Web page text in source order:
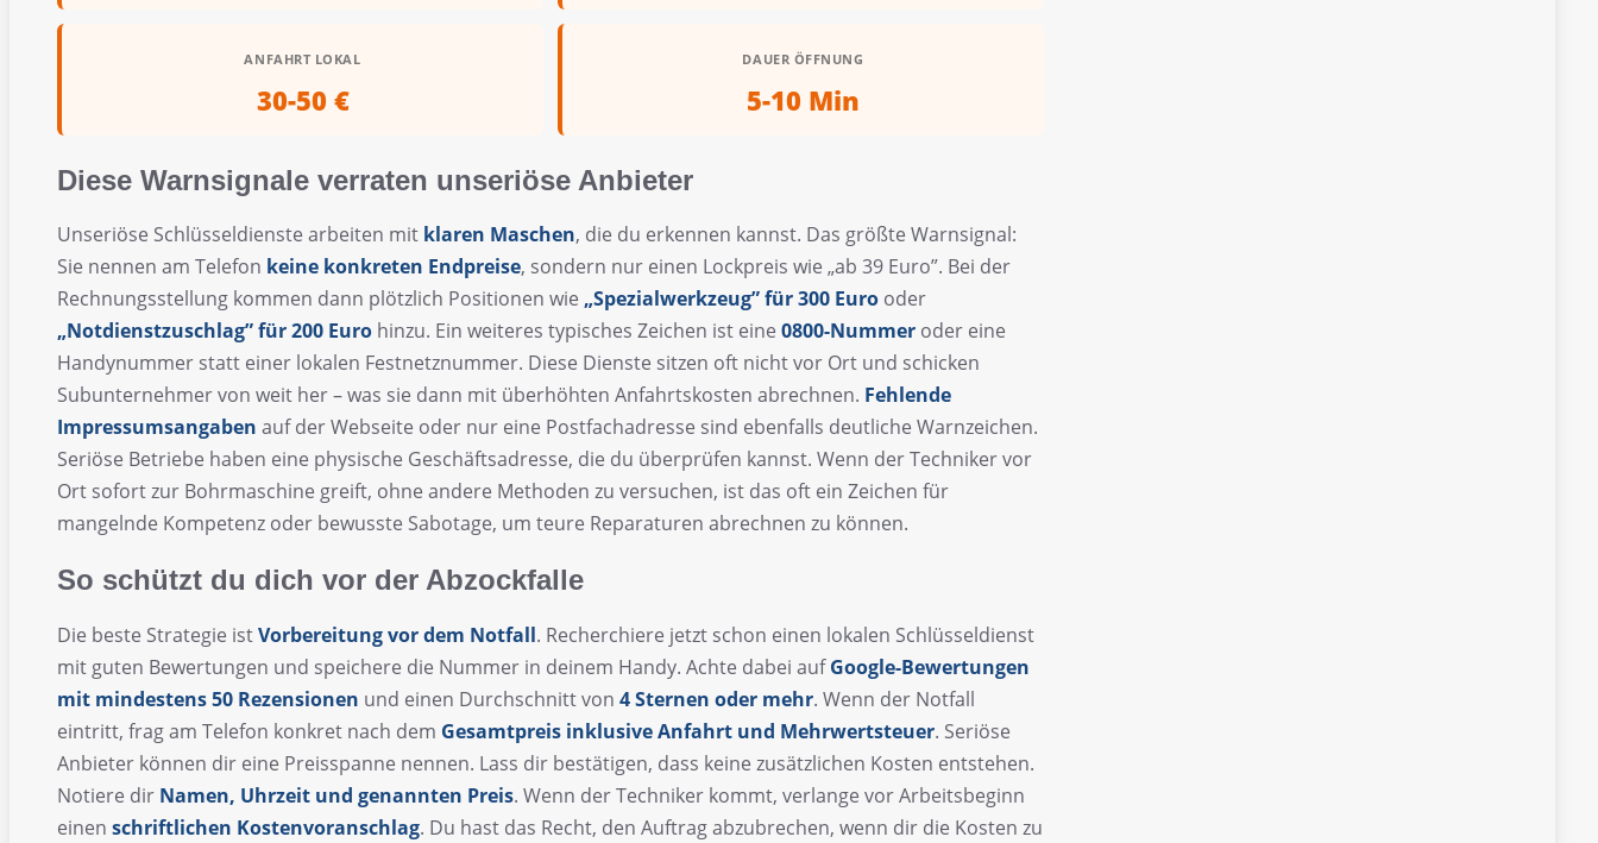
ANFAHRT LOKAL
30-50 €
DAUER ÖFFNUNG
5-10 Min
Diese Warnsignale verraten unseriöse Anbieter
Unseriöse Schlüsseldienste arbeiten mit klaren Maschen, die du erkennen kannst. Das größte Warnsignal:
Sie nennen am Telefon keine konkreten Endpreise, sondern nur einen Lockpreis wie „ab 39 Euro”. Bei der
Rechnungsstellung kommen dann plötzlich Positionen wie „Spezialwerkzeug” für 300 Euro oder
„Notdienstzuschlag” für 200 Euro hinzu. Ein weiteres typisches Zeichen ist eine 0800-Nummer oder eine
Handynummer statt einer lokalen Festnetznummer. Diese Dienste sitzen oft nicht vor Ort und schicken
Subunternehmer von weit her – was sie dann mit überhöhten Anfahrtskosten abrechnen. Fehlende
Impressumsangaben auf der Webseite oder nur eine Postfachadresse sind ebenfalls deutliche Warnzeichen.
Seriöse Betriebe haben eine physische Geschäftsadresse, die du überprüfen kannst. Wenn der Techniker vor
Ort sofort zur Bohrmaschine greift, ohne andere Methoden zu versuchen, ist das oft ein Zeichen für
mangelnde Kompetenz oder bewusste Sabotage, um teure Reparaturen abrechnen zu können.
So schützt du dich vor der Abzockfalle
Die beste Strategie istVorbereitung vor dem Notfall. Recherchiere jetzt schon einen lokalen Schlüsseldienst
mit guten Bewertungen und speichere die Nummer in deinem Handy. Achte dabei aufGoogle-Bewertungen
mit mindestens 50 Rezensionen und einen Durchschnitt von 4 Sternen oder mehr. Wenn der Notfall
eintritt, frag am Telefon konkret nach dem Gesamtpreis inklusive Anfahrt und Mehrwertsteuer. Seriöse
Anbieter können dir eine Preisspanne nennen. Lass dir bestätigen, dass keine zusätzlichen Kosten entstehen.
Notiere dir Namen, Uhrzeit und genannten Preis. Wenn der Techniker kommt, verlange vor Arbeitsbeginn
einen schriftlichen Kostenvoranschlag. Du hast das Recht, den Auftrag abzubrechen, wenn dir die Kosten zu